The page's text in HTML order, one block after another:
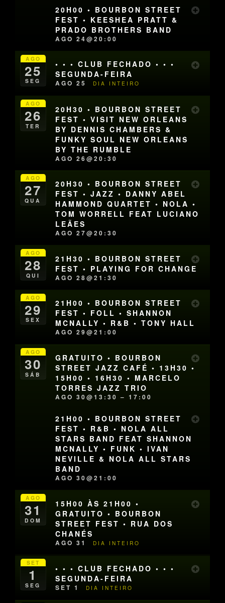
20H00 • BOURBON STREET
FEST • KEESHEA PRATT &
PRADO BROTHERS BAND
AGO 24@20:00
AGO
25
SEG
• • • CLUB FECHADO • • •
SEGUNDA-FEIRA
AGO 25 DIA INTEIRO
AGO
26
TER
20H30 • BOURBON STREET
FEST • VISIT NEW ORLEANS
BY DENNIS CHAMBERS &
FUNKY SOUL NEW ORLEANS
BY THE RUMBLE
AGO 26@20:30
AGO
27
QUA
20H30 • BOURBON STREET
FEST • JAZZ • DANNY ABEL
HAMMOND QUARTET • NOLA •
TOM WORRELL FEAT LUCIANO
LEÃES
AGO 27@20:30
AGO
28
QUI
21H30 • BOURBON STREET
FEST • PLAYING FOR CHANGE
AGO 28@21:30
AGO
29
SEX
21H00 • BOURBON STREET
FEST • FOLL • SHANNON
MCNALLY • R&B • TONY HALL
AGO 29@21:00
AGO
30
SÁB
GRATUITO • BOURBON
STREET JAZZ CAFÉ • 13H30 •
15H00 • 16H30 • MARCELO
TORRES JAZZ TRIO
AGO 30@13:30 – 17:00
21H00 • BOURBON STREET
FEST • R&B • NOLA ALL
STARS BAND FEAT SHANNON
MCNALLY • FUNK • IVAN
NEVILLE & NOLA ALL STARS
BAND
AGO 30@21:00
AGO
31
DOM
15H00 ÀS 21H00 •
GRATUITO • BOURBON
STREET FEST • RUA DOS
CHANÉS
AGO 31 DIA INTEIRO
SET
1
SEG
• • • CLUB FECHADO • • •
SEGUNDA-FEIRA
SET 1 DIA INTEIRO